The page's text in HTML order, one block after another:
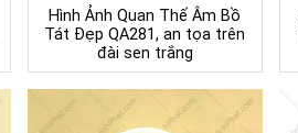
Hình Ảnh Quan Thế Âm Bồ
Tát Đẹp QA281, an tọa trên
đài sen trắng